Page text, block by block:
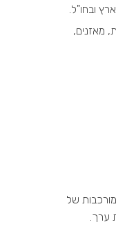
של 25 מיליון ₪ בשנה לפחות, מאזנים,
של